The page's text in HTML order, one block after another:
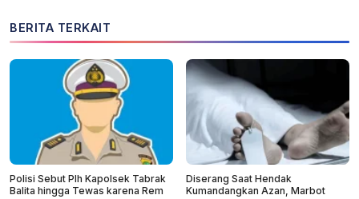
BERITA TERKAIT
Polisi Sebut Plh Kapolsek Tabrak
Balita hingga Tewas karena Rem
Diserang Saat Hendak
Kumandangkan Azan, Marbot